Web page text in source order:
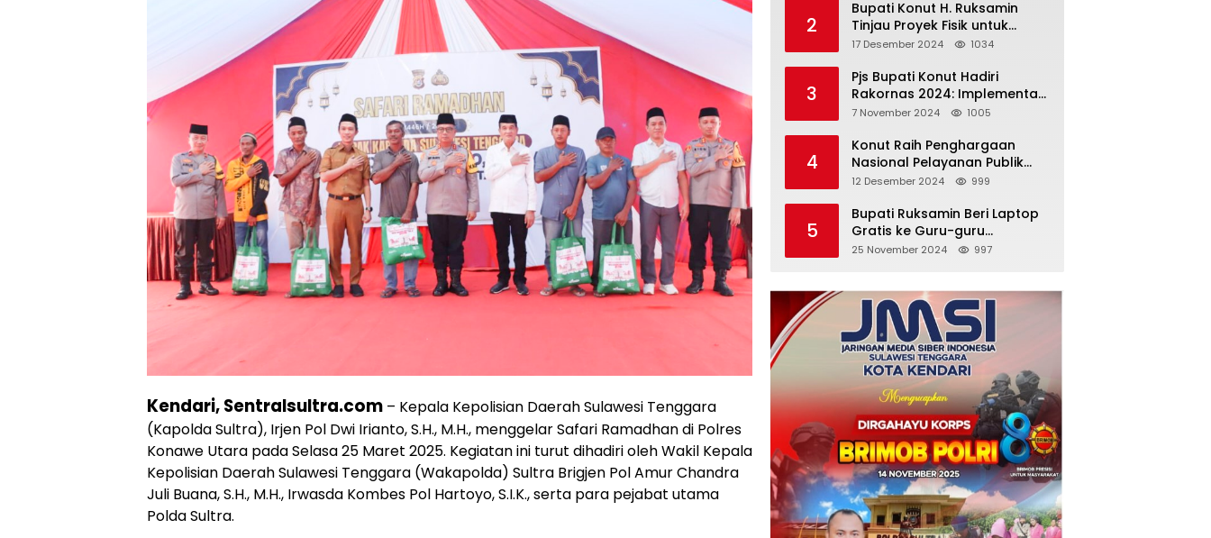
Kendari, Sentralsultra.com – Kepala Kepolisian Daerah Sulawesi Tenggara
(Kapolda Sultra), Irjen Pol Dwi Irianto, S.H., M.H., menggelar Safari Ramadhan di Polres
Konawe Utara pada Selasa 25 Maret 2025. Kegiatan ini turut dihadiri oleh Wakil Kepala
Kepolisian Daerah Sulawesi Tenggara (Wakapolda) Sultra Brigjen Pol Amur Chandra
Juli Buana, S.H., M.H., Irwasda Kombes Pol Hartoyo, S.I.K., serta para pejabat utama
Polda Sultra.
2
Bupati Konut H. Ruksamin
Tinjau Proyek Fisik untuk
Pastikan Kesesuaian dengan
17 Desember 2024 1034
3
Pjs Bupati Konut Hadiri
Rakornas 2024: Implementasi
Asta Cita Menuju Indonesia
7 November 2024 1005
4
Konut Raih Penghargaan
Nasional Pelayanan Publik
2024: Bukti Komitmen Menuju
12 Desember 2024 999
5
Bupati Ruksamin Beri Laptop
Gratis ke Guru-guru
Penggerak di Konut
25 November 2024 997